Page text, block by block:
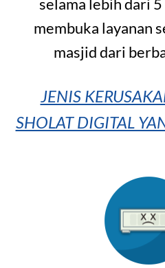
selama lebih dari
membuka layanan
masjid dari
JENIS
SHOLAT DIGITAL